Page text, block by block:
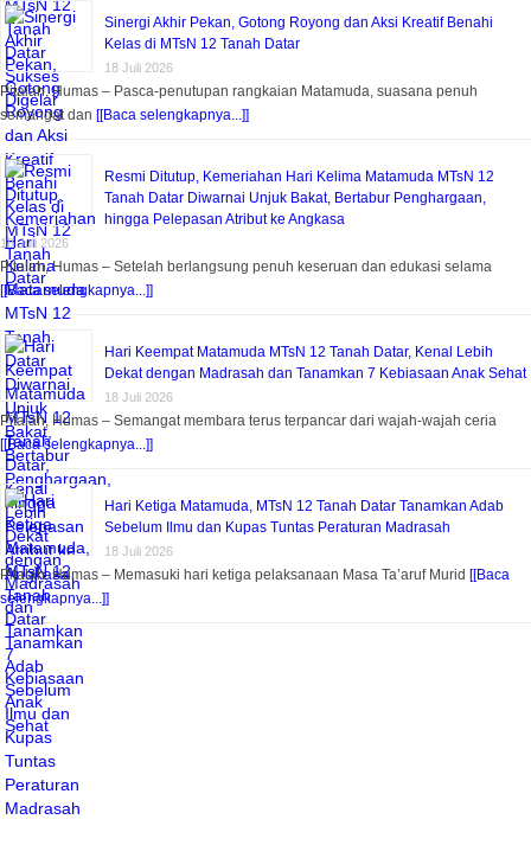
Sinergi Akhir Pekan, Gotong Royong dan Aksi Kreatif Benahi
Kelas di MTsN 12 Tanah Datar
18 Juli 2026
Pitalah, Humas – Pasca-penutupan rangkaian Matamuda, suasana penuh
semangat dan [[Baca selengkapnya...]]
Resmi Ditutup, Kemeriahan Hari Kelima Matamuda MTsN 12
Tanah Datar Diwarnai Unjuk Bakat, Bertabur Penghargaan,
hingga Pelepasan Atribut ke Angkasa
18 Juli 2026
Pitalah, Humas – Setelah berlangsung penuh keseruan dan edukasi selama
[[Baca selengkapnya...]]
Hari Keempat Matamuda MTsN 12 Tanah Datar, Kenal Lebih
Dekat dengan Madrasah dan Tanamkan 7 Kebiasaan Anak Sehat
18 Juli 2026
Pitalah, Humas – Semangat membara terus terpancar dari wajah-wajah ceria
[[Baca selengkapnya...]]
Hari Ketiga Matamuda, MTsN 12 Tanah Datar Tanamkan Adab
Sebelum Ilmu dan Kupas Tuntas Peraturan Madrasah
18 Juli 2026
Pitalah, Humas – Memasuki hari ketiga pelaksanaan Masa Ta’aruf Murid [[Baca
selengkapnya...]]